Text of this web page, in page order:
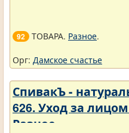
92 ТОВАРА. Разное.
Орг: Дамское счастье
СпивакЪ -
626. Уход за
Разное